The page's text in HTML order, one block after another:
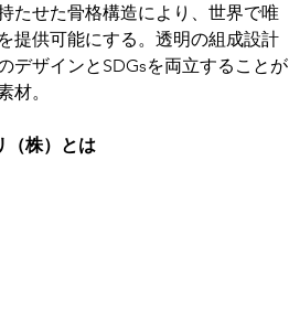
たせた骨格構造により、世界で唯
提供可能にする。透明の組成設計
デザインとSDGsを両立することが
材。
（株）とは